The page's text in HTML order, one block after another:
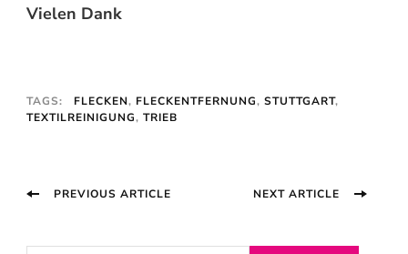
Vielen Dank
TAGS: FLECKEN, FLECKENTFERNUNG, STUTTGART,
TEXTILREINIGUNG, TRIEB
PostPREVIOUS ARTICLE NEXT ARTICLE